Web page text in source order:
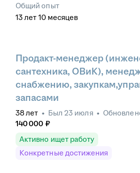
Общий опыт
13 лет 10 месяцев
Продакт-менеджер
сантехника, ОВиК),
снабжению,
запасами
38лет • Был 23 июля •
140 000 ₽
Активно ищет работу
Конкретные достижения